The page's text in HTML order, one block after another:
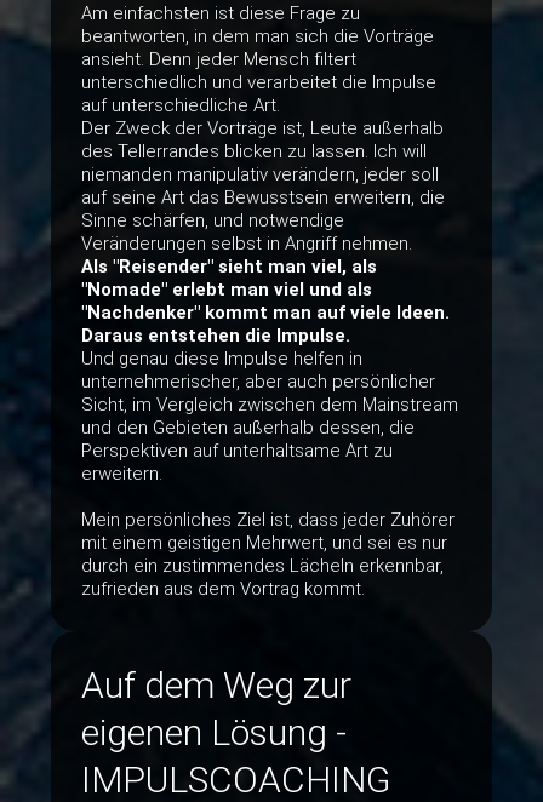
Am einfachsten ist diese Frage zu
beantworten, in dem man sich die Vorträge
ansieht. Denn jeder Mensch filtert
unterschiedlich und verarbeitet die Impulse
auf unterschiedliche Art.
Der Zweck der Vorträge ist, Leute außerhalb
des Tellerrandes blicken zu lassen. Ich will
niemanden manipulativ verändern, jeder soll
auf seine Art das Bewusstsein erweitern, die
Sinne schärfen, und notwendige
Veränderungen selbst in Angriff nehmen.
Als "Reisender" sieht man viel, als
"Nomade" erlebt man viel und als
"Nachdenker" kommt man auf viele Ideen.
Daraus entstehen die Impulse.
Und genau diese Impulse helfen in
unternehmerischer, aber auch persönlicher
Sicht, im Vergleich zwischen dem Mainstream
und den Gebieten außerhalb dessen, die
Perspektiven auf unterhaltsame Art zu
erweitern.
Mein persönliches Ziel ist, dass jeder Zuhörer
mit einem geistigen Mehrwert, und sei es nur
durch ein zustimmendes Lächeln erkennbar,
zufrieden aus dem Vortrag kommt.
Auf dem Weg zur
eigenen Lösung -
IMPULSCOACHING